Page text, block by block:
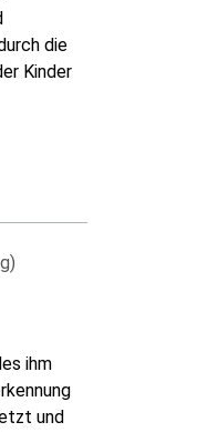
die
Kinder
ihm
und